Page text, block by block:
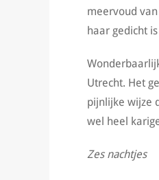
meervoud
haar gedicht
Utrecht. Het
pijnlijke wijze
wel heel
Zes nachtjes